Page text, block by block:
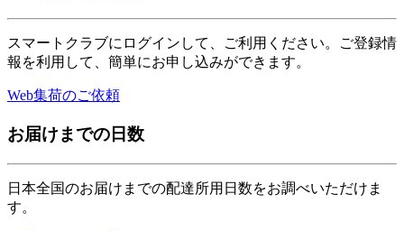
スマートクラブにログインして、ご利用ください。ご登録情
報を利用して、簡単にお申し込みができます。
Web集荷のご依頼
お届けまでの日数
日本全国のお届けまでの配達所用日数をお調べいただけま
す。